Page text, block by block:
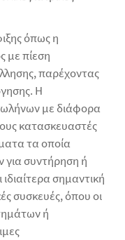
όπως η
με πίεση
παρέχοντας
Η
με διάφορα
κατασκευαστές
τα οποία
συντήρηση ή
σημαντική
συσκευές, όπου οι
ή